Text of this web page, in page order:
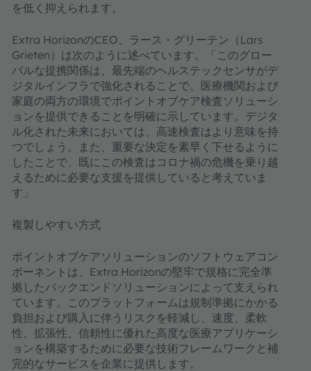
を低く抑えられます。
Extra HorizonのCEO、ラース・グリーテン（Lars
Grieten）は次のように述べています。「このグロー
バルな提携関係は、最先端のヘルステックセンサがデ
ジタルインフラで強化されることで、医療機関および
家庭の両方の環境でポイントオブケア検査ソリューシ
ョンを提供できることを明確に示しています。デジタ
ル化された未来においては、高速検査はより意味を持
つでしょう。また、重要な決定を素早く下せるように
したことで、既にこの検査はコロナ禍の危機を乗り越
えるために必要な支援を提供していると考えていま
す」
複製しやすい方式
ポイントオブケアソリューションのソフトウェアコン
ポーネントは、Extra Horizonの堅牢で規格に完全準
拠したバックエンドソリューションによって支えられ
ています。このプラットフォームは規制準拠にかかる
負担および購入に伴うリスクを軽減し、速度、柔軟
性、拡張性、信頼性に優れた高度な医療アプリケーシ
ョンを構築するために必要な技術フレームワークと補
完的なサービスを企業に提供します。